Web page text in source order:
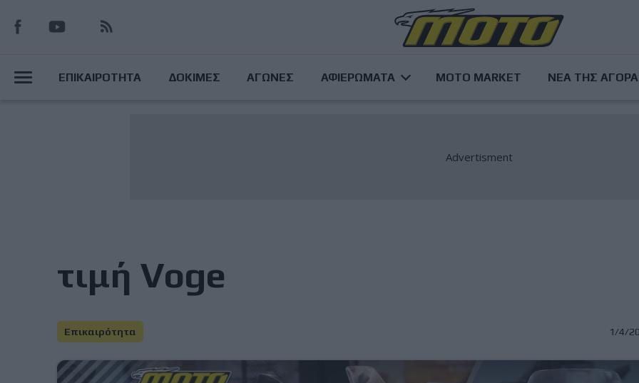
προς
κυρίως
MainΕΠΙΚΑΙΡΟΤΗΤΑ ΔΟΚΙΜΕΣ ΑΓΩΝΕΣ ΑΦΙΕΡΩΜΑΤΑ MOTO MARKET ΝΕΑ ΤΗΣ
τιμή Voge
Επικαιρότητα 1/4/